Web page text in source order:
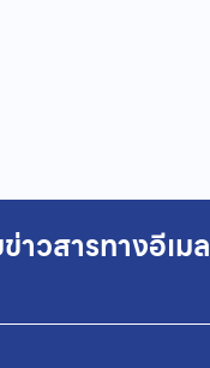
าวสารทางอีเมล